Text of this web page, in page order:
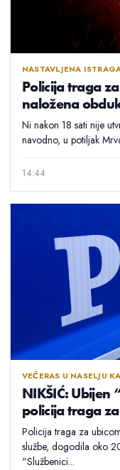
NASTAVLJENA
Policija traga
naložena
Ni nakon 18 sati nije
navodno, u potiljak
14:44
VEČERAS U NASELJU
NIKŠIĆ: Ubijen
policija traga
Policija traga za
službe, dogodila oko
"Službenici...